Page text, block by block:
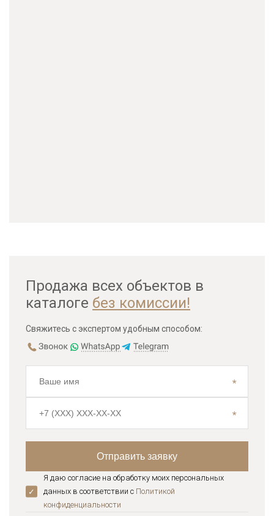
Продажа всех объектов в
каталоге без комиссии!
Свяжитесь с экспертом удобным способом:
Я даю согласие на обработку моих персональных
данных в соответствии с Политикой
конфиденциальноcти